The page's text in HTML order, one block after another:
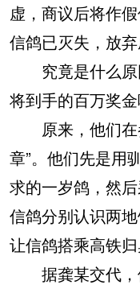
虚，商议后将作
信鸽已灭失，放弃
究竟是什么原
将到手的百万奖金
原来，他们在
章”。他们先是用
求的一岁鸽，然
信鸽分别认识两
让信鸽搭乘高铁归
据龚某交代，